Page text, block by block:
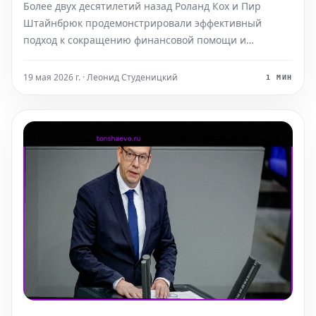
Более двух десятилетий назад Роланд Кох и Пир
Штайнбрюк продемонстрировали эффективный
подход к сокращению финансовой помощи и
оказалась значительно выше, чем у нынешнего
19 мая 2026 г. · Леонид Студеницкий 1 МИН